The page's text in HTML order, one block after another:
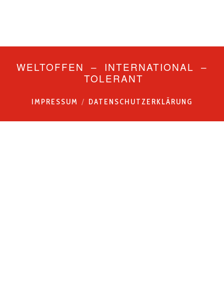
WELTOFFEN – INTERNATIONAL –
TOLERANT
IMPRESSUM DATENSCHUTZERKLÄRUNG